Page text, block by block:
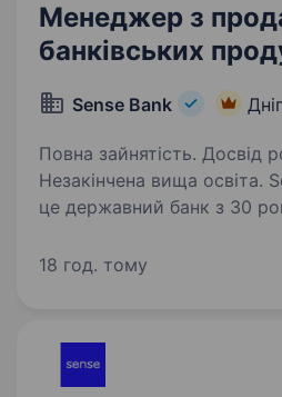
Менеджер з
банківських
Sense Bank
Повна зайнятість. Досвід
Незакінчена вища освіта. Sense Bank —
це державний банк з 30
а спільнотою з 4000
18 год. тому